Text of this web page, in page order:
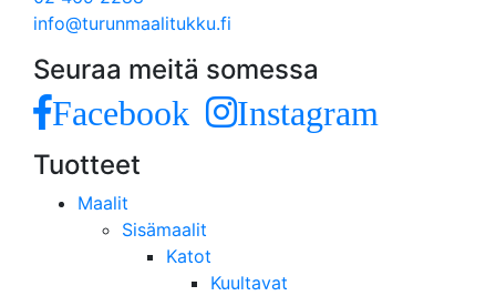
info@turunmaalitukku.fi
Seuraa meitä somessa
Facebook Instagram
Tuotteet
Maalit
Sisämaalit
Katot
Kuultavat